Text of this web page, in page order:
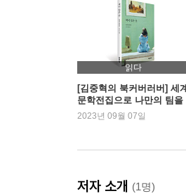
읽다
[김중혁의 북커버러버] 세계
문학전집으로 나만의 팀을
만든다 - 『책이 입은 옷』
2023년 09월 07일
저자 소개 (1명)